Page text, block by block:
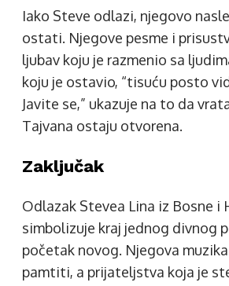
Iako Steve odlazi, njegovo
ostati. Njegove pesme i
ljubav koju je razmenio sa
koju je ostavio, “tisuću posto
Javite se,” ukazuje na to da
Tajvana ostaju otvorena.
Zaključak
Odlazak Stevea Lina iz Bosne i
simbolizuje kraj jednog divnog
početak novog. Njegova
pamtiti, a prijateljstva koja je